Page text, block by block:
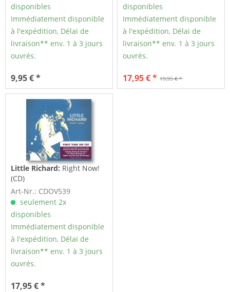
disponibles
Immédiatement disponible
à l'expédition, Délai de
livraison** env. 1 à 3 jours
ouvrés.
9,95 € *
disponibles
Immédiatement disponible
à l'expédition, Délai de
livraison** env. 1 à 3 jours
ouvrés.
19,95 € *
17,95 € *
Little Richard: Right Now!
(CD)
Art-Nr.: CDOV539
seulement 2x
disponibles
Immédiatement disponible
à l'expédition, Délai de
livraison** env. 1 à 3 jours
ouvrés.
17,95 € *